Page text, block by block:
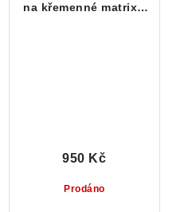
na křemenné matrix -
Prodáno
950 Kč